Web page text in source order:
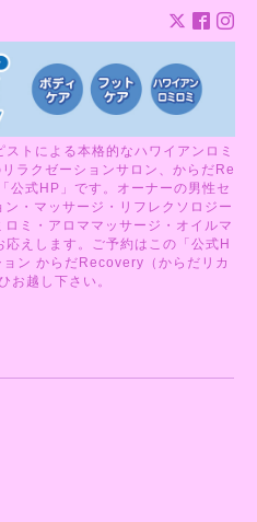
トによる本格的なハワイアンロミ
ラクゼーションサロン、からだRe
公式HP」です。オーナーの男性セ
・マッサージ・リフレクソロジー
ロミ・アロママッサージ・オイルマ
えします。ご予約はこの「公式H
ン からだRecovery（からだリカ
お越し下さい。